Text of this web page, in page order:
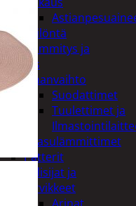
Säilöntä
Kodin lämmitys ja
tuuletus
Ilmanvaihto
Suodattimet
Tuulettimet ja
Kaasulämmittimet
Patterit
Tulisijat ja
tarvikkeet